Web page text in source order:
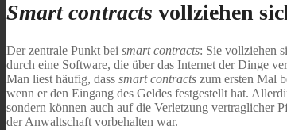
Smart contracts vollziehen
Der zentrale Punkt bei smart contracts: Sie vollziehen
durch eine Software, die über das Internet der Dinge
Man liest häufig, dass smart contracts zum ersten Mal
wenn er den Eingang des Geldes festgestellt hat.
sondern können auch auf die Verletzung vertraglicher
der Anwaltschaft vorbehalten war.